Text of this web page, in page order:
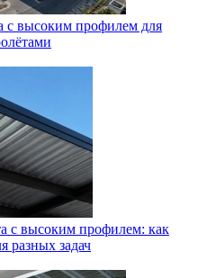
с высоким профилем для
с высоким профилем: как
разных задач